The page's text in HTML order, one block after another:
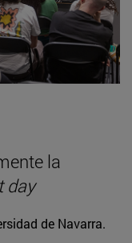
la
day
de Navarra.